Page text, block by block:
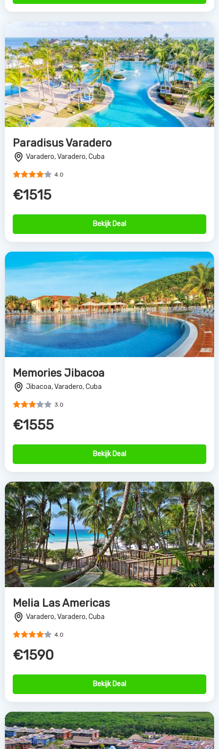
Paradisus Varadero
Varadero, Varadero, Cuba
4.0
€1515
Bekijk Deal
Memories Jibacoa
Jibacoa, Varadero, Cuba
3.0
€1555
Bekijk Deal
Melia Las Americas
Varadero, Varadero, Cuba
4.0
€1590
Bekijk Deal